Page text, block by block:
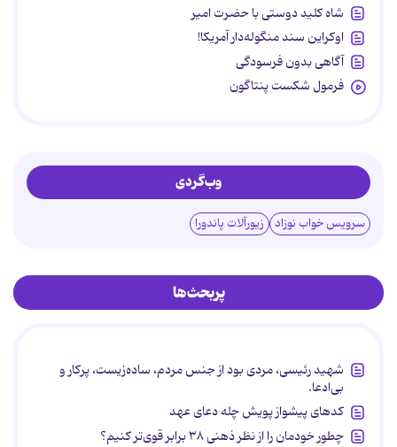
شاه کلید دوستی با حضرت امیر
اوکراین سند منگوله‌دار آمریکا!
آگاهی بدون فرسودگی
فرمول شکست پنتاگون
وب‌گردی
سرویس خواب نوزاد زیورآلات پاندورا
پربحث‌ها
شهید رئیسی، مردی بود از جنس مردم، ساده‌زیست، پرکار و
بی‌ادعا.
کدهای پیشواز پویش چله دعای عهد
چطور خودمان را از نظر ذهنی ۳۸ برابر قوی‌تر کنیم؟